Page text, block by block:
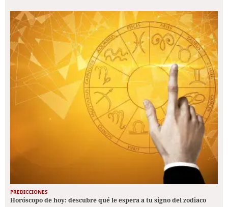
PREDICCIONES
Horóscopo de hoy: descubre qué le espera a tu signo del zodiaco